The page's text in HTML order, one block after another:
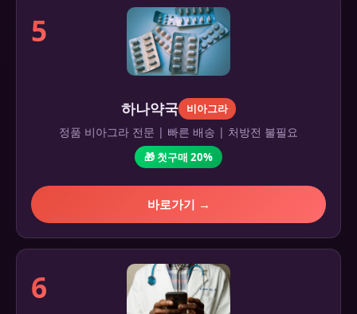
5
하나약국 비아그라
정품 비아그라 전문 | 빠른 배송 | 처방전 불필요
🎁 첫구매 20%
바로가기 →
6